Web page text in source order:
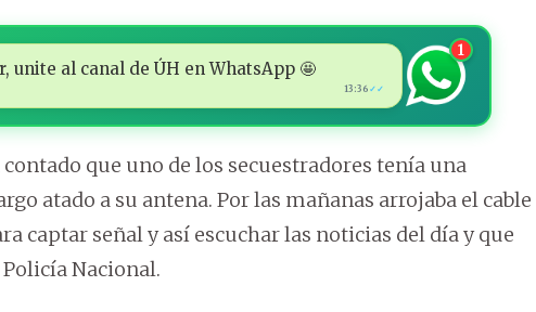
unite al canal de ÚH en WhatsApp 🤩
13:36 ✓✓
1
que uno de los secuestradores tenía una
atado a su antena. Por las mañanas arrojaba el cable
captar señal y así escuchar las noticias del día y que
Nacional.